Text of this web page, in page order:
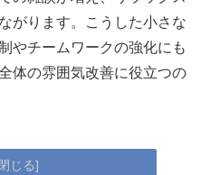
がります。こうした小さな
やチームワークの強化にも
体の雰囲気改善に役立つの